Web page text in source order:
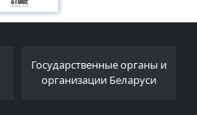
Государственные органы и
организации Беларуси